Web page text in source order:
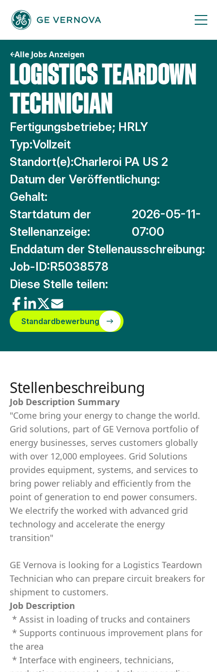
Inhalt
springen
Alle Jobs Anzeigen
LOGISTICS TEARDOWN
TECHNICIAN
Fertigungsbetriebe; HRLY
Typ:Vollzeit
Standort(e):Charleroi PA US 2
Datum der Veröffentlichung:
Gehalt:
Startdatum der
Stellenanzeige:
2026-05-11-
07:00
Enddatum der Stellenausschreibung:
Job-ID:R5038578
Diese Stelle teilen:
Standardbewerbung
Stellenbeschreibung
Job Description Summary
"Come bring your energy to change the world.
Grid solutions, part of GE Vernova portfolio of
energy businesses, serves customers globally
with over 12,000 employees. Grid Solutions
provides equipment, systems, and services to
bring power reliably and efficiently from the
point of generation to end power consumers.
We electrify the worked with advanced grid
technology and accelerate the energy
transition"
GE Vernova is looking for a Logistics Teardown
Technician who can prepare circuit breakers for
shipment to customers.
Job Description
* Assist in loading of trucks and containers
* Supports continuous improvement plans for
the area
* Interface with engineers, technicians,